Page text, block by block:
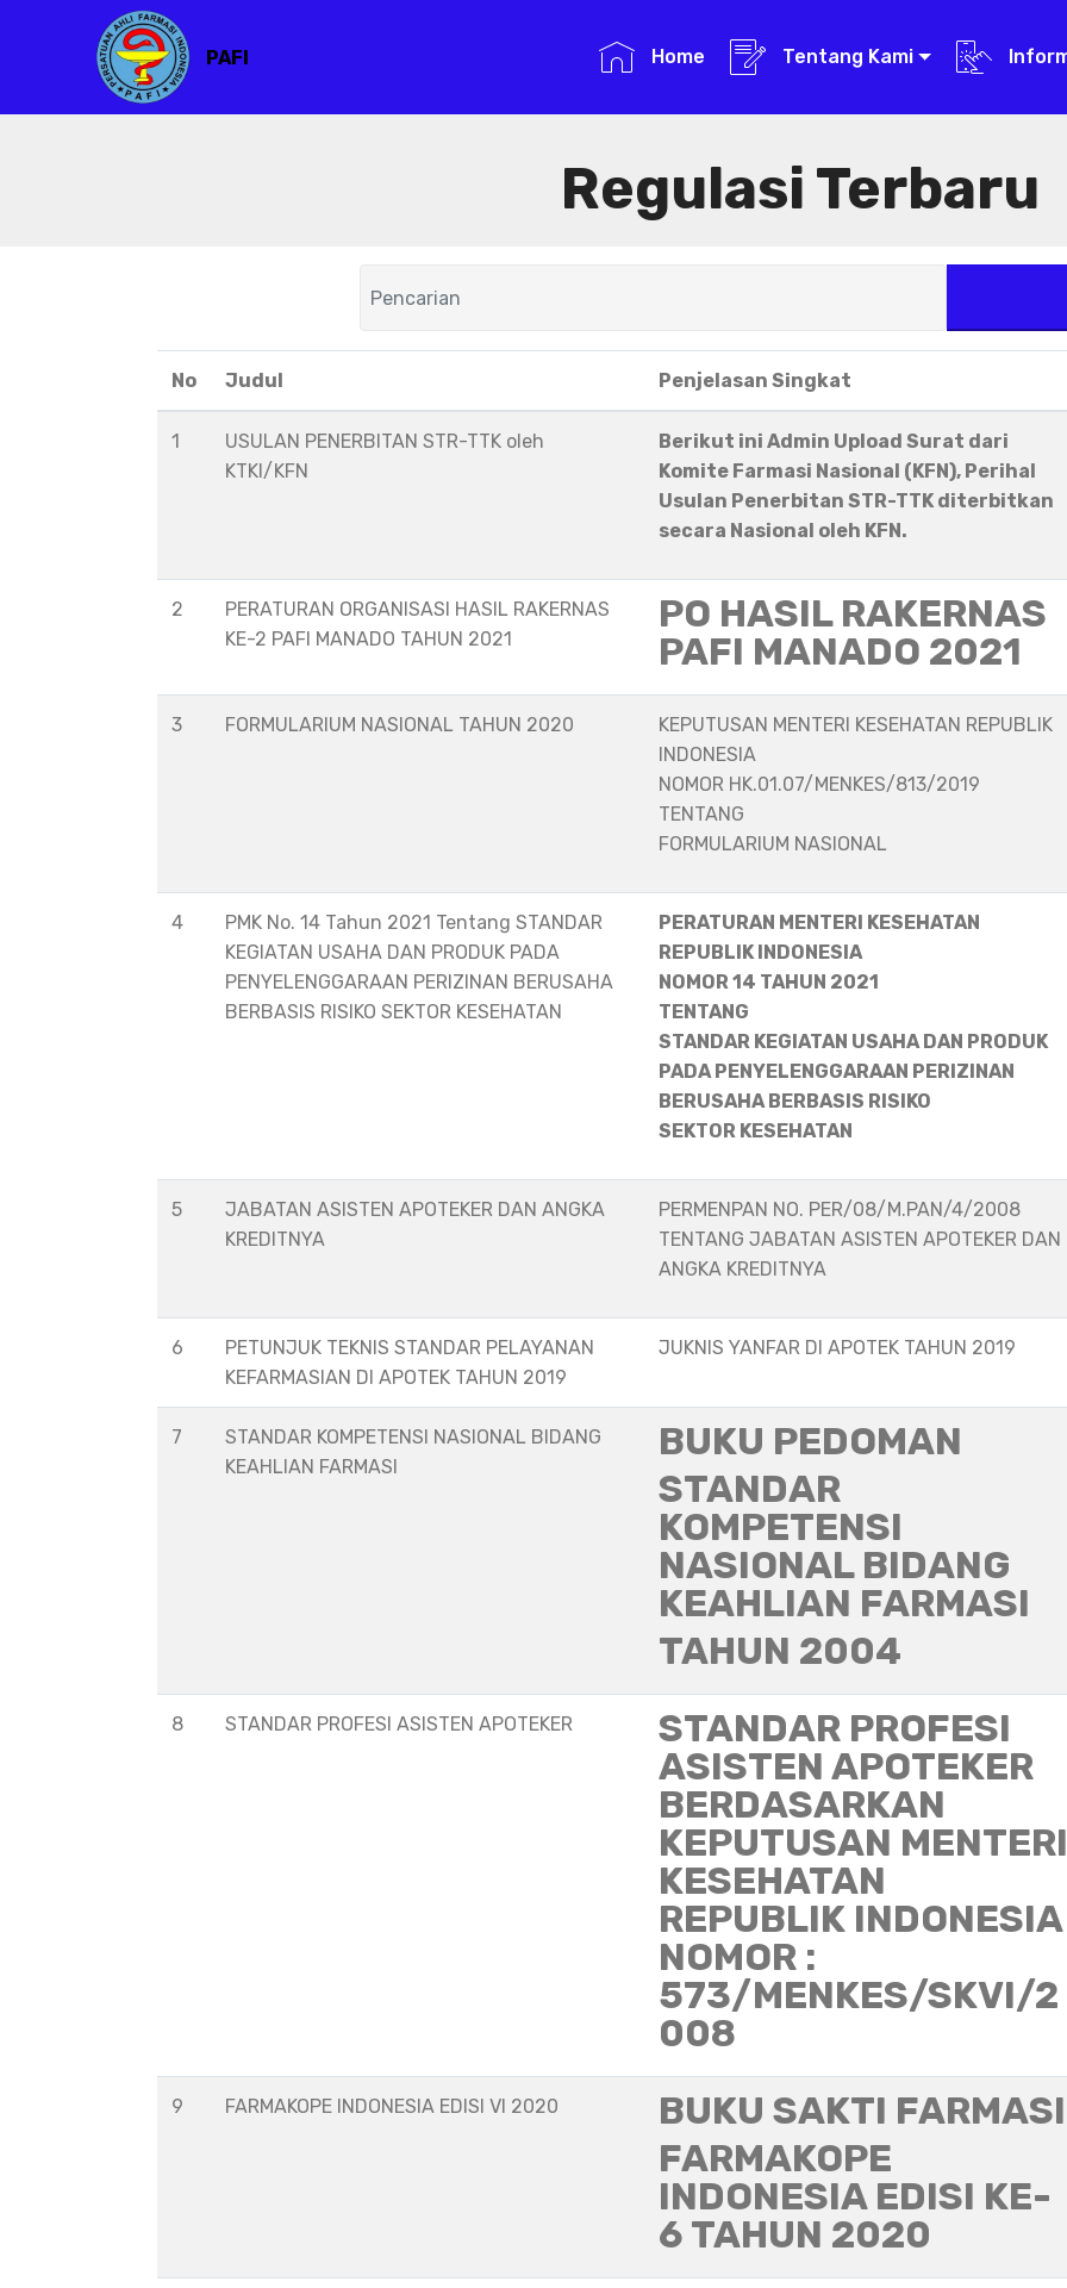
PAFI Home Tentang Kami
Regulasi Terbaru
No Judul Penjelasan Singkat
1
USULAN PENERBITAN STR-TTK oleh
KTKI/KFN
Berikut ini Admin Upload Surat dari
Komite Farmasi Nasional (KFN), Perihal
Usulan Penerbitan STR-TTK diterbitkan
secara Nasional oleh KFN.
2
PERATURAN ORGANISASI HASIL RAKERNAS
KE-2 PAFI MANADO TAHUN 2021
PO HASIL RAKERNAS
PAFI MANADO 2021
3 FORMULARIUM NASIONAL TAHUN 2020
KEPUTUSAN MENTERI KESEHATAN REPUBLIK
INDONESIA
NOMOR HK.01.07/MENKES/813/2019
TENTANG
FORMULARIUM NASIONAL
4
PMK No. 14 Tahun 2021 Tentang STANDAR
KEGIATAN USAHA DAN PRODUK PADA
PENYELENGGARAAN PERIZINAN BERUSAHA
BERBASIS RISIKO SEKTOR KESEHATAN
PERATURAN MENTERI KESEHATAN
REPUBLIK INDONESIA
NOMOR 14 TAHUN 2021
TENTANG
STANDAR KEGIATAN USAHA DAN PRODUK
PADA PENYELENGGARAAN PERIZINAN
BERUSAHA BERBASIS RISIKO
SEKTOR KESEHATAN
5
JABATAN ASISTEN APOTEKER DAN ANGKA
KREDITNYA
PERMENPAN NO. PER/08/M.PAN/4/2008
TENTANG JABATAN ASISTEN APOTEKER DAN
ANGKA KREDITNYA
6
PETUNJUK TEKNIS STANDAR PELAYANAN
KEFARMASIAN DI APOTEK TAHUN 2019
JUKNIS YANFAR DI APOTEK TAHUN 2019
7
STANDAR KOMPETENSI NASIONAL BIDANG
KEAHLIAN FARMASI
BUKU PEDOMAN
STANDAR
KOMPETENSI
NASIONAL BIDANG
KEAHLIAN FARMASI
TAHUN 2004
8 STANDAR PROFESI ASISTEN APOTEKER
STANDAR PROFESI
ASISTEN APOTEKER
BERDASARKAN
KEPUTUSAN MENTERI
KESEHATAN
REPUBLIK INDONESIA
NOMOR :
573/MENKES/SKVI/2
008
9 FARMAKOPE INDONESIA EDISI VI 2020
BUKU SAKTI FARMASI
FARMAKOPE
INDONESIA EDISI KE-
6 TAHUN 2020